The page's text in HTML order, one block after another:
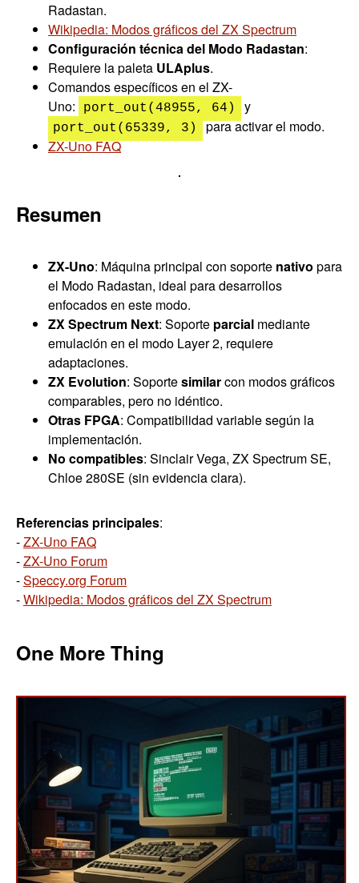
Radastan.
Wikipedia: Modos gráficos del ZX Spectrum
Configuración técnica del Modo Radastan:
Requiere la paleta ULAplus.
Comandos específicos en el ZX-
Uno:
port_out(48955, 64) y
port_out(65339, 3) para activar el modo.
ZX-Uno FAQ
Resumen
ZX-Uno: Máquina principal con soporte nativo para
el Modo Radastan, ideal para desarrollos
enfocados en este modo.
ZX Spectrum Next: Soporte parcial mediante
emulación en el modo Layer 2, requiere
adaptaciones.
ZX Evolution: Soportesimilarcon modos gráficos
comparables, pero no idéntico.
Otras FPGA: Compatibilidad variable según la
implementación.
No compatibles: Sinclair Vega, ZX Spectrum SE,
Chloe 280SE (sin evidencia clara).
Referencias principales:
-ZX-Uno FAQ
-ZX-Uno Forum
-Speccy.org Forum
-Wikipedia: Modos gráficos del ZX Spectrum
One More Thing